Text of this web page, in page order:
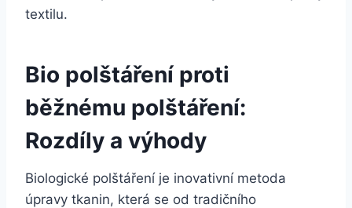
textilu.
Bio polštáření proti
‌běžnému⁣ polštáření:
Rozdíly‍ a výhody
Biologické polštáření je inovativní metoda
úpravy tkanin, která se od tradičního